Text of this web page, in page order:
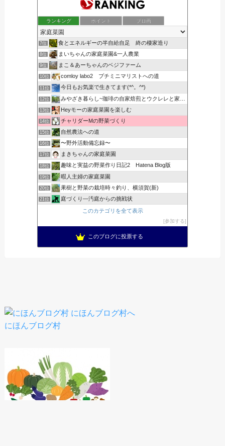
ランキング ポイント ブロ画
7位 食とエネルギーの半自給自足 終の棲家造り
8位 まいちゃんの家庭菜園&一人農業
9位 まこ＆あーちゃんのベジファーム
10位 comloy labo2 プチミニマリストへの道
11位 今日もお気楽で生きてます(*^。^*)
12位 みやざき暮らし~珈琲の自家焙煎とウクレレと家庭菜園~
13位 Heyモーの家庭菜園を楽しむ
14位 チャリダーMの野菜づくり
15位 自然農法への道
16位 〜野外活動備忘録〜
17位 まきちゃんの家庭菜園
18位 趣味と実益の野菜作り日記2 Hatena Blog版
19位 暇人主婦の家庭菜園
20位 果樹と野菜の栽培時々釣り、横須賀(新)
21位 庭づくり―汚庭からの挑戦状
このカテゴリを全て表示
参加する
このブログに投票する
にほんブログ村